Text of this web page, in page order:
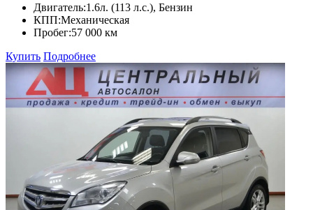
Двигатель:1.6л. (113 л.с.), Бензин
КПП:Механическая
Пробег:57 000 км
Купить Подробнее